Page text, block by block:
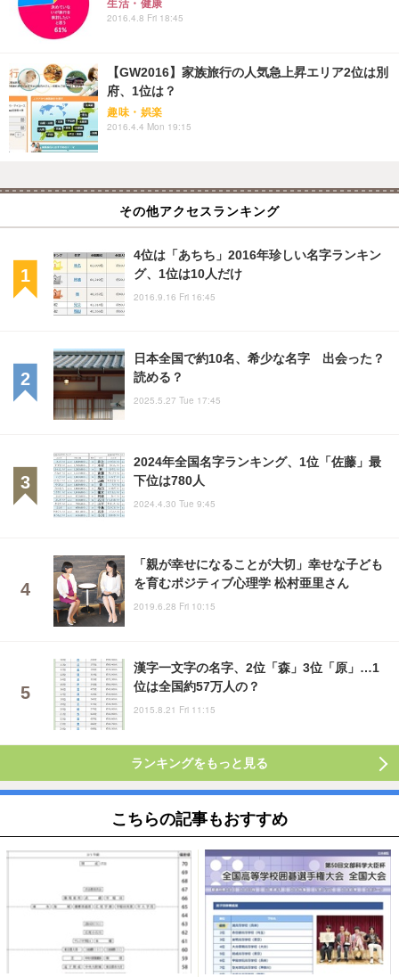
生活・健康
2016.4.8 Fri 18:45
【GW2016】家族旅行の人気急上昇エリア2位は別
府、1位は？
趣味・娯楽
2016.4.4 Mon 19:15
その他アクセスランキング
4位は「あちち」2016年珍しい名字ランキン
グ、1位は10人だけ
2016.9.16 Fri 16:45
日本全国で約10名、希少な名字 出会った？
読める？
2025.5.27 Tue 17:45
2024年全国名字ランキング、1位「佐藤」最
下位は780人
2024.4.30 Tue 9:45
「親が幸せになることが大切」幸せな子ども
を育むポジティブ心理学 松村亜里さん
2019.6.28 Fri 10:15
漢字一文字の名字、2位「森」3位「原」…1
位は全国約57万人の？
2015.8.21 Fri 11:15
ランキングをもっと見る
こちらの記事もおすすめ